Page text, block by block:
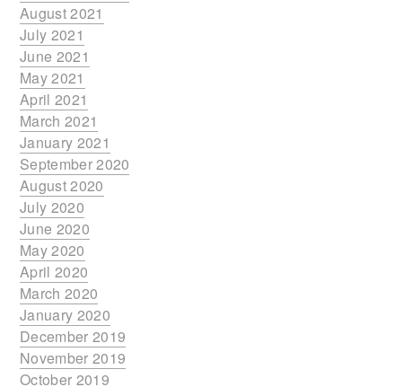
August 2021
July 2021
June 2021
May 2021
April 2021
March 2021
January 2021
September 2020
August 2020
July 2020
June 2020
May 2020
April 2020
March 2020
January 2020
December 2019
November 2019
October 2019